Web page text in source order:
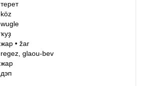
терет
köz
wugle
ҡуҙ
жар• žar
regez, glaou-bev
жар
дэп